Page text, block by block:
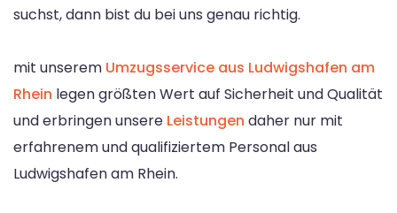
suchst, dann bist du bei uns genau richtig.
mit unserem Umzugsservice aus Ludwigshafen am
Rhein legen größten Wert auf Sicherheit und Qualität
und erbringen unsere Leistungen daher nur mit
erfahrenem und qualifiziertem Personal aus
Ludwigshafen am Rhein.